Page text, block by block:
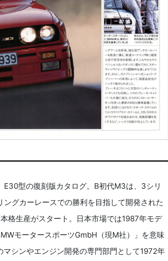
型の復刻版カタログ。B初代M3は、3シリ
グカーレースでの勝利を目指して開発された
格生産がスタート。日本市場では1987年モデ
モータースポーツGmbH（現M社）」を意味
シンやエンジン開発の専門部門として1972年